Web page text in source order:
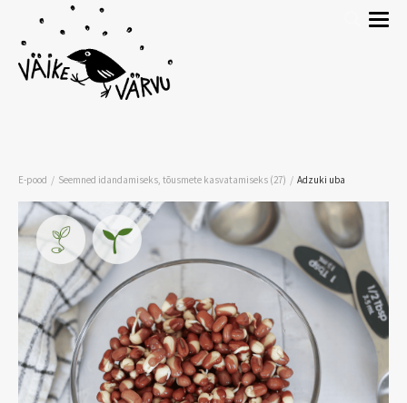
E-pood / Seemned idandamiseks, tõusmete kasvatamiseks (27) / Adzuki uba